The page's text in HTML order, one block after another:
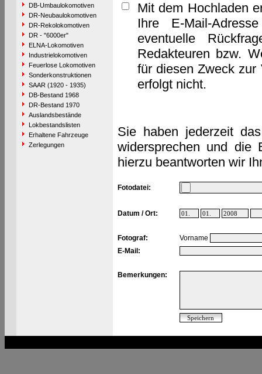
DB-Umbaulokomotiven
DR-Neubaulokomotiven
DR-Rekolokomotiven
DR - "6000er"
ELNA-Lokomotiven
Industrielokomotiven
Feuerlose Lokomotiven
Sonderkonstruktionen
SAAR (1920 - 1935)
DB-Bestand 1968
DR-Bestand 1970
Auslandsbestände
Lokbestandslisten
Erhaltene Fahrzeuge
Zerlegungen
Mit dem Hochladen
Ihre E-Mail-
eventuelle
Redakteuren bzw.
für diesen Zweck zur
erfolgt nicht.
Sie haben jederzeit
widersprechen und die
hierzu beantworten wir
Fotodatei:
Datum / Ort:
Fotograf:
Vorname
E-Mail:
Bemerkungen: